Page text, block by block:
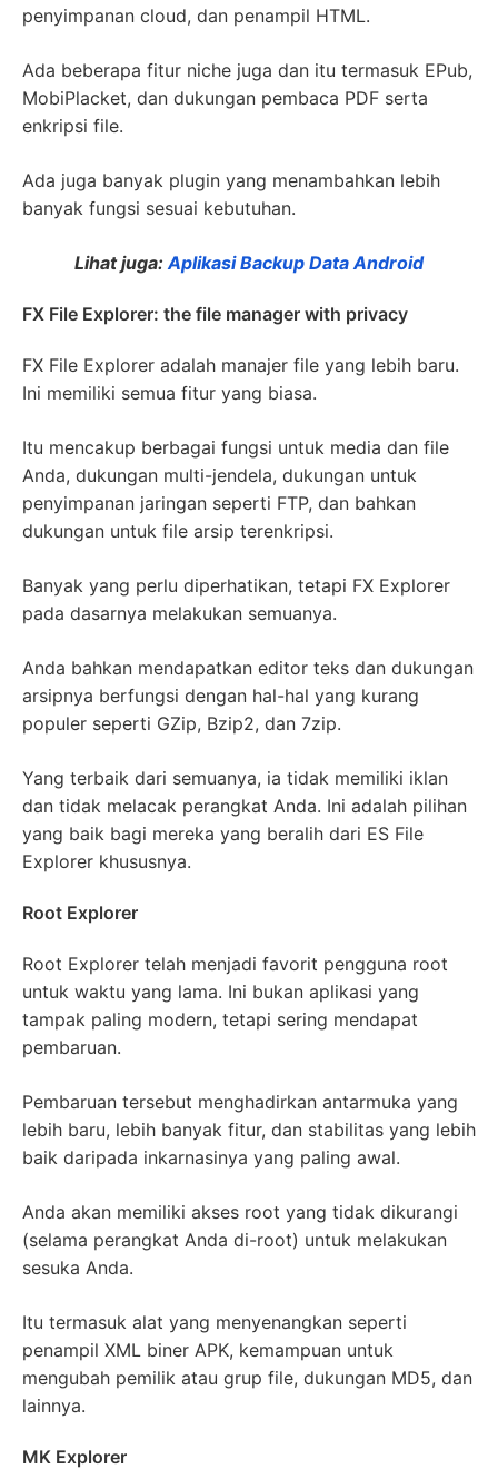
penyimpanan cloud, dan penampil HTML.
Ada beberapa fitur niche juga dan itu termasuk EPub,
MobiPlacket, dan dukungan pembaca PDF serta
enkripsi file.
Ada juga banyak plugin yang menambahkan lebih
banyak fungsi sesuai kebutuhan.
Lihat juga: Aplikasi Backup Data Android
FX File Explorer: the file manager with privacy
FX File Explorer adalah manajer file yang lebih baru.
Ini memiliki semua fitur yang biasa.
Itu mencakup berbagai fungsi untuk media dan file
Anda, dukungan multi-jendela, dukungan untuk
penyimpanan jaringan seperti FTP, dan bahkan
dukungan untuk file arsip terenkripsi.
Banyak yang perlu diperhatikan, tetapi FX Explorer
pada dasarnya melakukan semuanya.
Anda bahkan mendapatkan editor teks dan dukungan
arsipnya berfungsi dengan hal-hal yang kurang
populer seperti GZip, Bzip2, dan 7zip.
Yang terbaik dari semuanya, ia tidak memiliki iklan
dan tidak melacak perangkat Anda. Ini adalah pilihan
yang baik bagi mereka yang beralih dari ES File
Explorer khususnya.
Root Explorer
Root Explorer telah menjadi favorit pengguna root
untuk waktu yang lama. Ini bukan aplikasi yang
tampak paling modern, tetapi sering mendapat
pembaruan.
Pembaruan tersebut menghadirkan antarmuka yang
lebih baru, lebih banyak fitur, dan stabilitas yang lebih
baik daripada inkarnasinya yang paling awal.
Anda akan memiliki akses root yang tidak dikurangi
(selama perangkat Anda di-root) untuk melakukan
sesuka Anda.
Itu termasuk alat yang menyenangkan seperti
penampil XML biner APK, kemampuan untuk
mengubah pemilik atau grup file, dukungan MD5, dan
lainnya.
MK Explorer